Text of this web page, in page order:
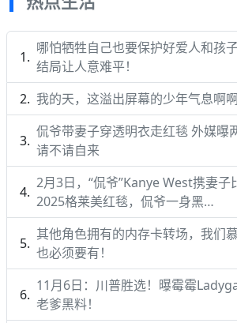
哪怕牺牲自己也要保护好爱人和孩
结局让人意难平！
我的天，这溢出屏幕的少年气息啊啊
侃爷带妻子穿透明衣走红毯 外媒曝
请不请自来
2月3日，“侃爷”Kanye West携妻子
2025格莱美红毯，侃爷一身黑…
其他角色拥有的内存卡转场，我们慕
也必须要有！
11月6日：川普胜选！曝霉霉
老爹黑料！